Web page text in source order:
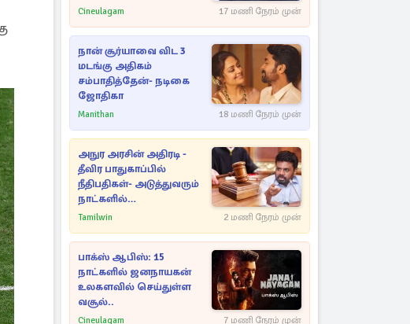
Cineulagam 17 மணி நேரம் முன்
நான் சூர்யாவை விட 3
மடங்கு அதிகம்
சம்பாதித்தேன்- நடிகை
ஜோதிகா
Manithan 18 மணி நேரம் முன்
அநுர அரசின் அதிரடி -
தீவிர பாதுகாப்பில்
நீதிபதிகள்- அடுத்துவரும்
நாட்களில்
அம்பலமாகவுள்ள ரகசியம்
Tamilwin 2 மணி நேரம் முன்
பாக்ஸ் ஆபிஸ்: 15
நாட்களில் ஜனநாயகன்
உலகளவில் செய்துள்ள
வசூல்..
Cineulagam 7 மணி நேரம் முன்